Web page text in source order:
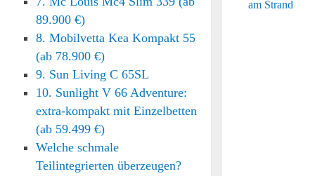
89.900 €)
8. Mobilvetta Kea Kompakt 55
(ab 78.900 €)
9. Sun Living C 65SL
10. Sunlight V 66 Adventure:
extra-kompakt mit Einzelbetten
(ab 59.499 €)
Welche schmale
Teilintegrierten überzeugen?